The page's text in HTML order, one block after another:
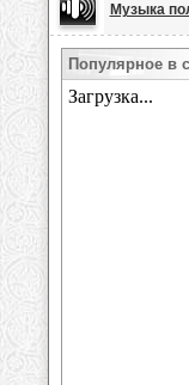
Музыка
Популярное в